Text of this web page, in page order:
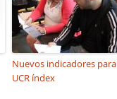
Nuevos indicadores para
UCR índex